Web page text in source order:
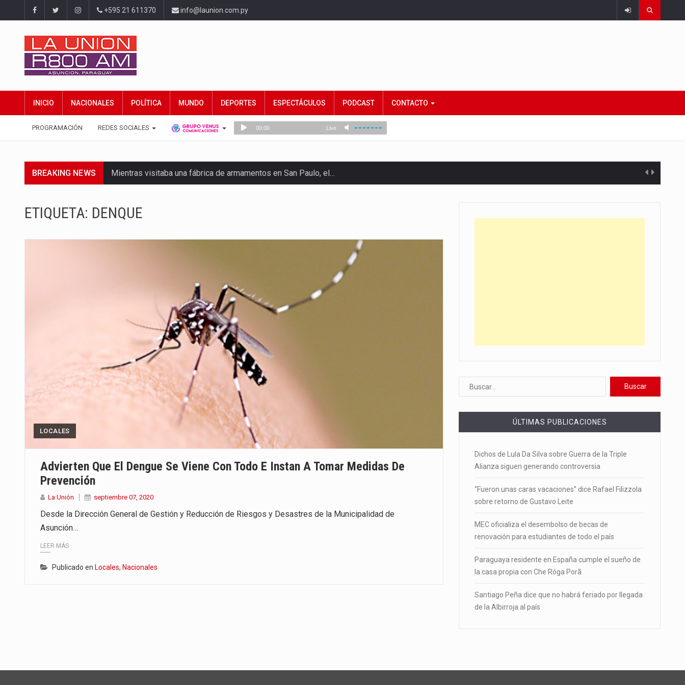
+595 21 611370 info@launion.com.py
INICIO NACIONALES POLÍTICA MUNDO DEPORTES ESPECTÁCULOS PODCAST CONTACTO
PROGRAMACIÓN REDES SOCIALES
BREAKING NEWS Mientras visitaba una fábrica de armamentos en San Paulo, el…
El Ministerio de Educación y Ciencias (MEC) ha confirmado la…
Una familia atravesó momentos de extrema tensión durante la madrugada…
Fretes se refirió concretamente al recorrido que realizó este jueves…
“La situación no está tan mala en el Ministerio de…
El amanecer de este miércoles se caracteriza por un ambiente…
Hace casi dos meses que Rivas dejó el Senado y,…
ETIQUETA: DENQUE
LOCALES
Advierten Que El Dengue Se Viene Con Todo E Instan A Tomar Medidas De
Prevención
La Unión septiembre 07, 2020
Desde la Dirección General de Gestión y Reducción de Riesgos y Desastres de la Municipalidad de
Asunción…
LEER MÁS
Publicado en Locales, Nacionales
ÚLTIMAS PUBLICACIONES
Dichos de Lula Da Silva sobre Guerra de la Triple
Alianza siguen generando controversia
“Fueron unas caras vacaciones” dice Rafael Filizzola
sobre retorno de Gustavo Leite
MEC oficializa el desembolso de becas de
renovación para estudiantes de todo el país
Paraguaya residente en España cumple el sueño de
la casa propia con Che Róga Porã
Santiago Peña dice que no habrá feriado por llegada
de la Albirroja al país